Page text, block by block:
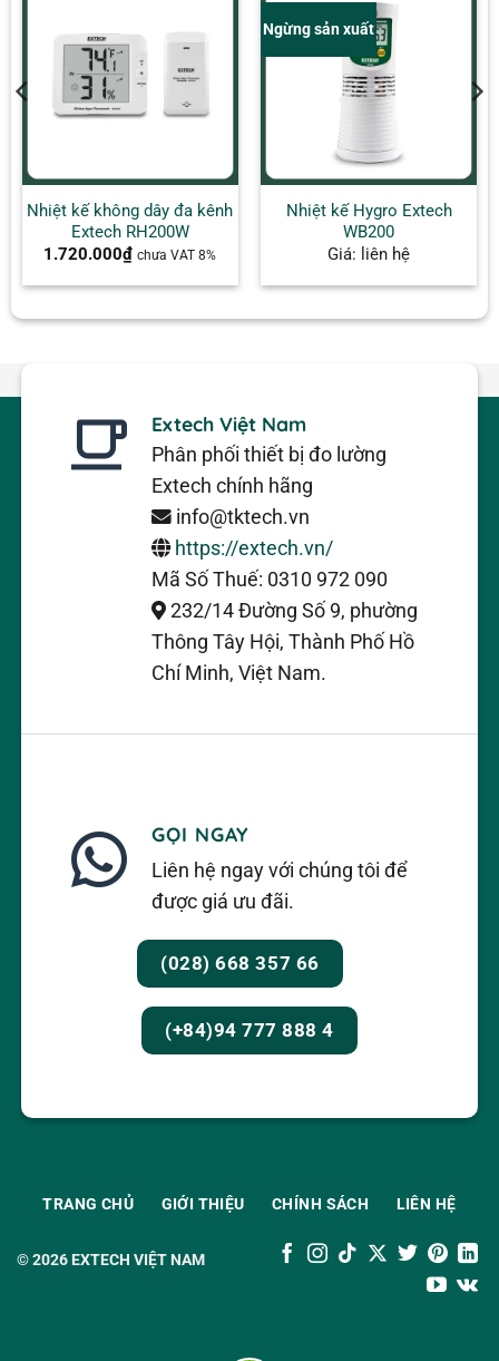
Nhiệt kế không dây đa kênh
Extech RH200W
1.720.000₫ chưa VAT 8%
Ngừng sản xuất
Nhiệt kế Hygro Extech
WB200
Giá: liên hệ
Extech Việt Nam
Phân phối thiết bị đo lường
Extech chính hãng
info@tktech.vn
https://extech.vn/
Mã Số Thuế: 0310 972 090
232/14 Đường Số 9, phường
Thông Tây Hội, Thành Phố Hồ
Chí Minh, Việt Nam.
GỌI NGAY
Liên hệ ngay với chúng tôi để
được giá ưu đãi.
(028) 668 357 66
(+84)94 777 888 4
© 2026EXTECH VIỆT NAM
TRANG CHỦ GIỚI THIỆU CHÍNH SÁCH LIÊN HỆ